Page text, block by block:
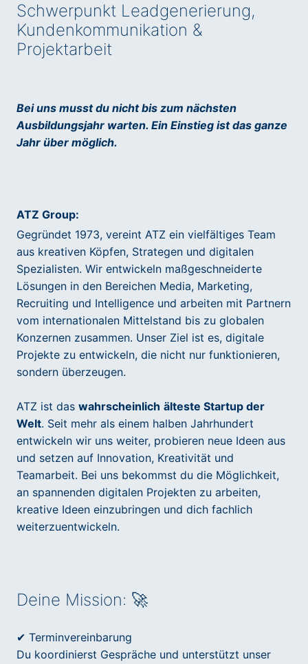
Schwerpunkt Leadgenerierung,
Kundenkommunikation &
Projektarbeit
Bei uns musst du nicht bis zum nächsten
Ausbildungsjahr warten. Ein Einstieg ist das ganze
Jahr über möglich.
ATZ Group:
Gegründet 1973, vereint ATZ ein vielfältiges Team
aus kreativen Köpfen, Strategen und digitalen
Spezialisten. Wir entwickeln maßgeschneiderte
Lösungen in den Bereichen Media, Marketing,
Recruiting und Intelligence und arbeiten mit Partnern
vom internationalen Mittelstand bis zu globalen
Konzernen zusammen. Unser Ziel ist es, digitale
Projekte zu entwickeln, die nicht nur funktionieren,
sondern überzeugen.
ATZ ist das wahrscheinlich älteste Startup der
Welt. Seit mehr als einem halben Jahrhundert
entwickeln wir uns weiter, probieren neue Ideen aus
und setzen auf Innovation, Kreativität und
Teamarbeit. Bei uns bekommst du die Möglichkeit,
an spannenden digitalen Projekten zu arbeiten,
kreative Ideen einzubringen und dich fachlich
weiterzuentwickeln.
Deine Mission: 🚀
✔ Terminvereinbarung
Du koordinierst Gespräche und unterstützt unser